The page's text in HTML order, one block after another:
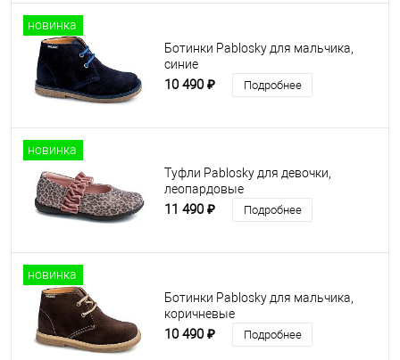
новинка
Ботинки Pablosky для мальчика,
синие
10 490 ₽ Подробнее
новинка
Туфли Pablosky для девочки,
леопардовые
11 490 ₽ Подробнее
новинка
Ботинки Pablosky для мальчика,
коричневые
10 490 ₽ Подробнее